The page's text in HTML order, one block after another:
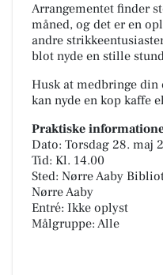
Arrangementet finder
måned, og det er en
andre
blot nyde en stille
Husk at medbringe din
kan nyde en kop kaffe
Praktiske
Dato: Torsdag 28. maj
Tid: Kl. 14.00
Sted: Nørre Aaby
Nørre Aaby
Entré: Ikke oplyst
Målgruppe: Alle